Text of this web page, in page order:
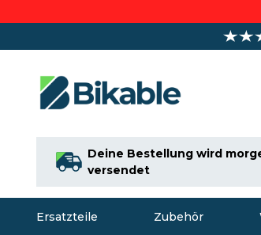
Deine Bestellung wird
versendet
Ersatzteile Zubehör